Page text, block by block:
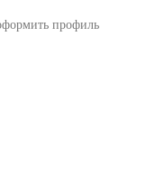
профиль